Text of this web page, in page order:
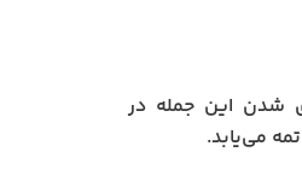
شدن این جمله در
می‌یابد.